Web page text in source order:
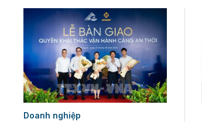
Doanh nghiệp